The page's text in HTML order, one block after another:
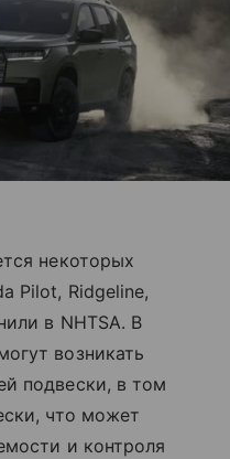
некоторых
Pilot, Ridgeline,
в NHTSA. В
возникать
подвески, в том
что может
и контроля